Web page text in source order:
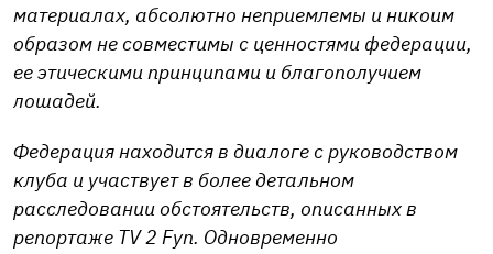
материалах, абсолютно неприемлемы и никоим
образом не совместимы с ценностями федерации,
ее этическими принципами и благополучием
лошадей.
Федерация находится в диалоге с руководством
клуба и участвует в более детальном
расследовании обстоятельств, описанных в
репортаже TV 2 Fyn. Одновременно